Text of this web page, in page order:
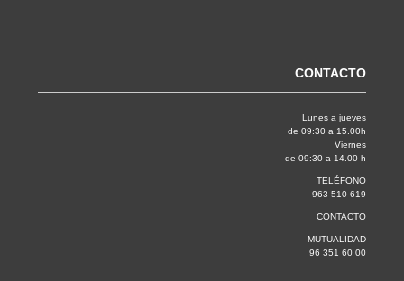
CONTACTO
Lunes a jueves
de 09:30 a 15.00h
Viernes
de 09:30 a 14.00 h
TELÉFONO
963 510 619
CONTACTO
MUTUALIDAD
96 351 60 00